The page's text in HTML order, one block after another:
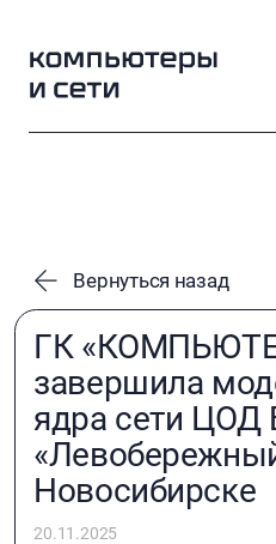
Вернуться назад
ГК
завершила
ядра сети ЦОД
Новосибирске
20.11.2025